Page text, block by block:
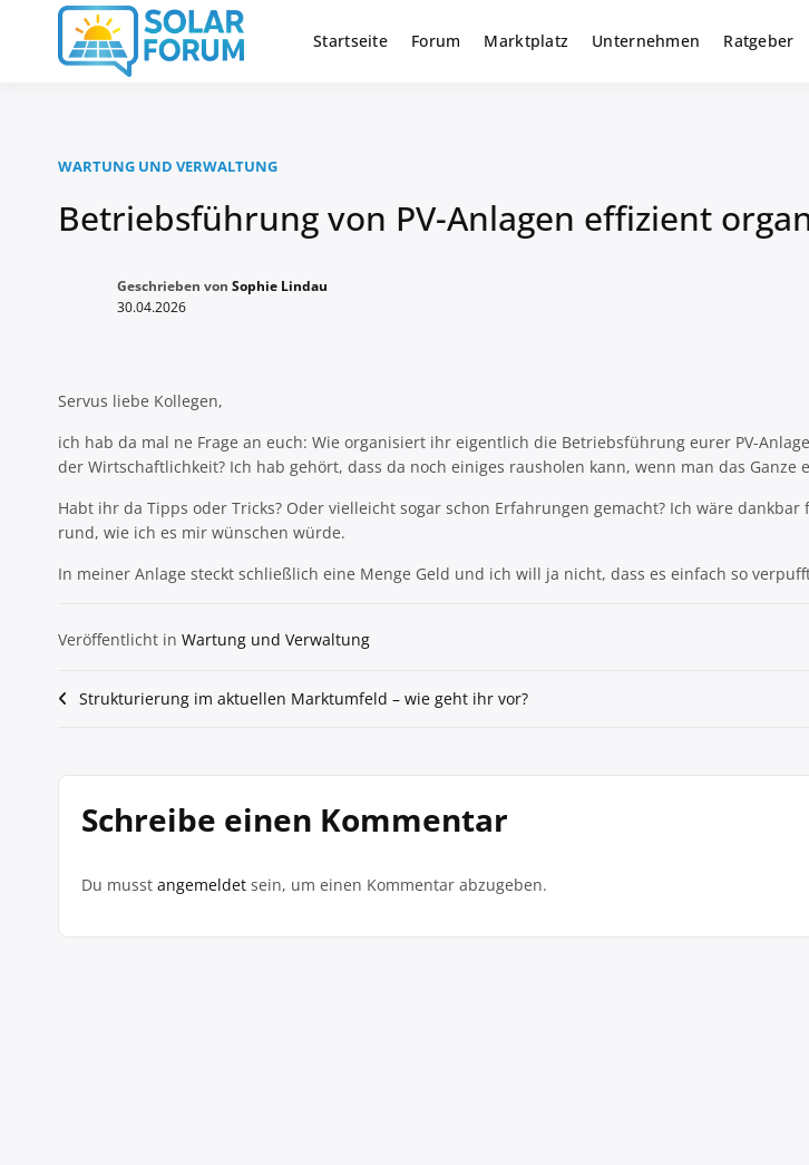
springen
Solar Forum
Deutschlandweit Nr. 1 Forum für gewerbliche Solar Investments
Startseite Forum Marktplatz Unternehmen Ratgeber
WARTUNG UND VERWALTUNG
Betriebsführung von PV-Anlagen effizient
Geschrieben von Sophie Lindau
30.04.2026
Servus liebe Kollegen,
ich hab da mal ne Frage an euch: Wie organisiert ihr eigentlich die Betriebsführung eurer PV-
der Wirtschaftlichkeit? Ich hab gehört, dass da noch einiges rausholen kann, wenn man das Ganze
Habt ihr da Tipps oder Tricks? Oder vielleicht sogar schon Erfahrungen gemacht? Ich wäre
rund, wie ich es mir wünschen würde.
In meiner Anlage steckt schließlich eine Menge Geld und ich will ja nicht, dass es einfach so
Veröffentlicht in Wartung und Verwaltung
Beitragsnavigation
Strukturierung im aktuellen Marktumfeld – wie geht ihr vor?
Schreibe einen Kommentar
Du musst angemeldet sein, um einen Kommentar abzugeben.